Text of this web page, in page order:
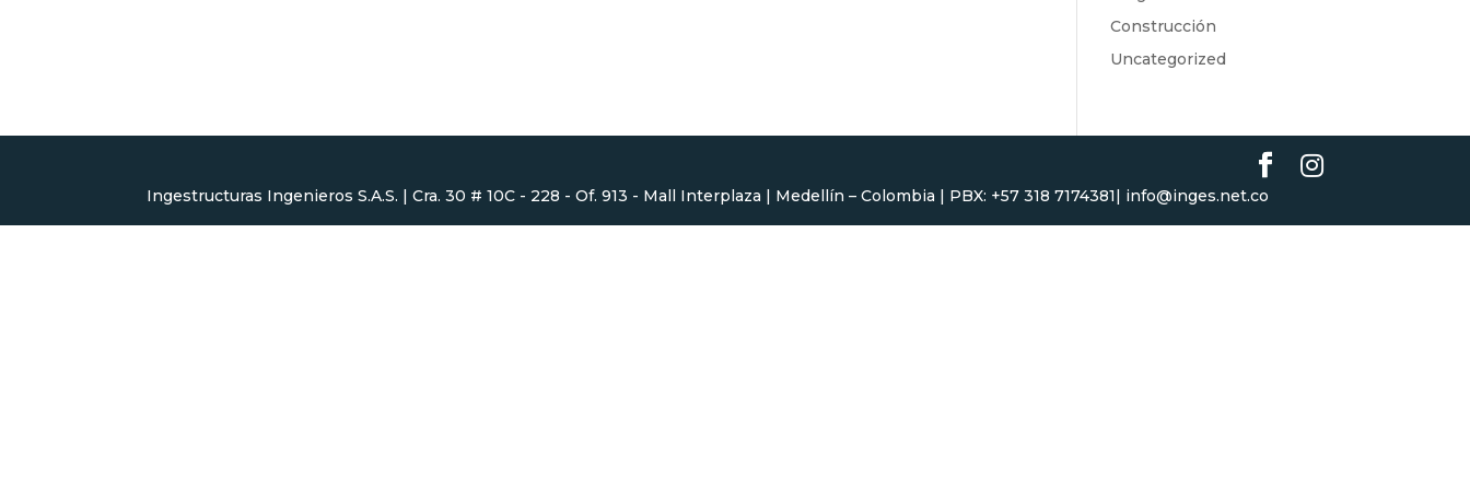
Construcción
Uncategorized
Ingestructuras Ingenieros S.A.S. | Cra. 30 # 10C - 228 - Of. 913 - Mall Interplaza | Medellín – Colombia | PBX: +57 318 7174381| info@inges.net.co